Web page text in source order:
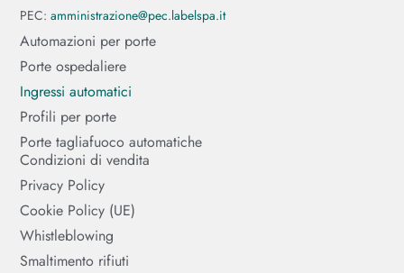
PEC:amministrazione@pec.labelspa.it
Automazioni per porte
Porte ospedaliere
Ingressi automatici
Profili per porte
Porte tagliafuoco automatiche
Condizioni di vendita
Privacy Policy
Cookie Policy (UE)
Whistleblowing
Smaltimento rifiuti